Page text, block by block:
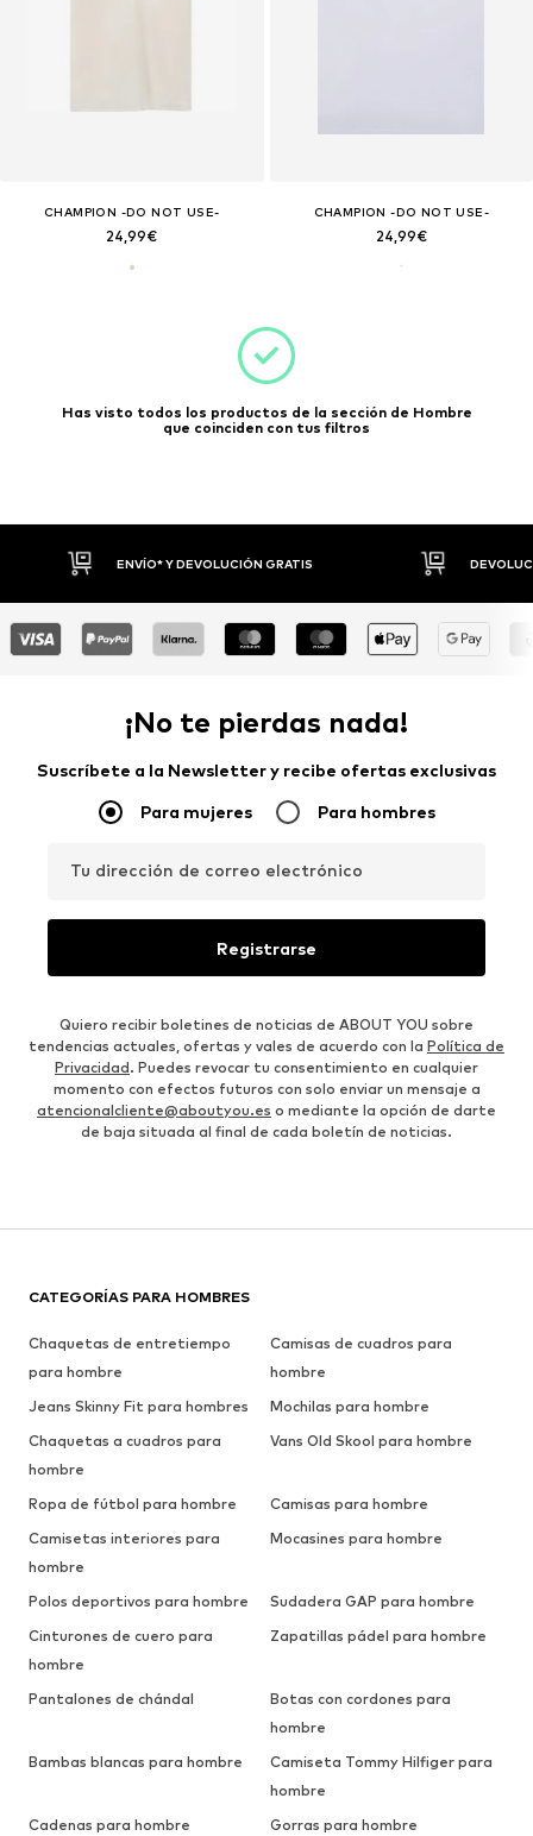
CHAMPION -DO NOT USE-
24,99€
CHAMPION -DO NOT USE-
24,99€
Has visto todos los productos de la sección de Hombre
que coinciden con tus filtros
DEVOLUCIONES HASTA 30 DÍAS
¡No te pierdas nada!
Suscríbete a la Newsletter y recibe ofertas exclusivas
Para mujeres Para hombres
Tu dirección de correo electrónico
Registrarse
Quiero recibir boletines de noticias de ABOUT YOU sobre
tendencias actuales, ofertas y vales de acuerdo con la Política de
Privacidad. Puedes revocar tu consentimiento en cualquier
momento con efectos futuros con solo enviar un mensaje a
atencionalcliente@aboutyou.es o mediante la opción de darte
de baja situada al final de cada boletín de noticias.
CATEGORÍAS PARA HOMBRES
Chaquetas de entretiempo
para hombre
Camisas de cuadros para
hombre
Jeans Skinny Fit para hombres
Mochilas para hombre
Chaquetas a cuadros para
hombre
Vans Old Skool para hombre
Ropa de fútbol para hombre
Camisas para hombre
Camisetas interiores para
hombre
Mocasines para hombre
Polos deportivos para hombre
Sudadera GAP para hombre
Cinturones de cuero para
hombre
Zapatillas pádel para hombre
Pantalones de chándal
Botas con cordones para
hombre
Bambas blancas para hombre
Camiseta Tommy Hilfiger para
hombre
Cadenas para hombre
Gorras para hombre